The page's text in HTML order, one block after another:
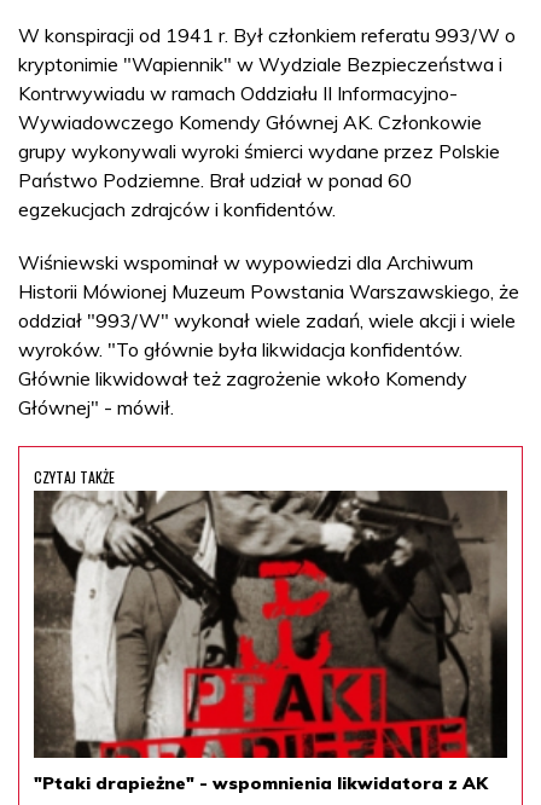
W konspiracji od 1941 r. Był członkiem referatu 993/W o
kryptonimie "Wapiennik" w Wydziale Bezpieczeństwa i
Kontrwywiadu w ramach Oddziału II Informacyjno-
Wywiadowczego Komendy Głównej AK. Członkowie
grupy wykonywali wyroki śmierci wydane przez Polskie
Państwo Podziemne. Brał udział w ponad 60
egzekucjach zdrajców i konfidentów.
Wiśniewski wspominał w wypowiedzi dla Archiwum
Historii Mówionej Muzeum Powstania Warszawskiego, że
oddział "993/W" wykonał wiele zadań, wiele akcji i wiele
wyroków. "To głównie była likwidacja konfidentów.
Głównie likwidował też zagrożenie wkoło Komendy
Głównej" - mówił.
CZYTAJ TAKŻE
"Ptaki drapieżne" - wspomnienia likwidatora z AK